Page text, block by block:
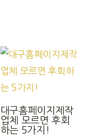
대구홈페이지제작
업체 모르면 후회
하는 5가지!